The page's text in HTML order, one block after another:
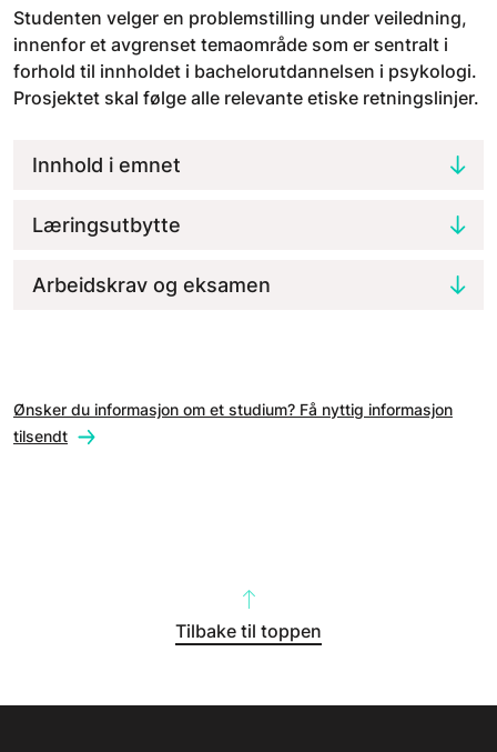
Studenten velger en problemstilling under veiledning,
innenfor et avgrenset temaområde som er sentralt i
forhold til innholdet i bachelorutdannelsen i psykologi.
Prosjektet skal følge alle relevante etiske retningslinjer.
Innhold i emnet
Læringsutbytte
Arbeidskrav og eksamen
Ønsker du informasjon om et studium? Få nyttig informasjon
tilsendt
Tilbake til toppen